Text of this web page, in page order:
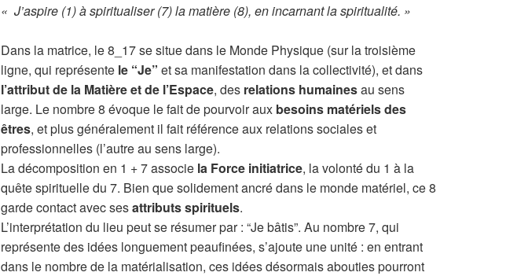
« J’aspire (1) à spiritualiser (7) la matière (8), en incarnant la spiritualité. »
Dans la matrice, le 8_17 se situe dans le Monde Physique (sur la troisième
ligne, qui représente le “Je” et sa manifestation dans la collectivité), et dans
l’attribut de la Matière et de l’Espace, des relations humainesau sens
large. Le nombre 8 évoque le fait de pourvoir aux besoins matériels des
êtres, et plus généralement il fait référence aux relations sociales et
professionnelles (l’autre au sens large).
La décomposition en 1 + 7 associe la Force initiatrice, la volonté du 1 à la
quête spirituelle du 7. Bien que solidement ancré dans le monde matériel, ce 8
garde contact avec sesattributs spirituels.
L’interprétation du lieu peut se résumer par : “Je bâtis”. Au nombre 7, qui
représente des idées longuement peaufinées, s’ajoute une unité : en entrant
dans le nombre de la matérialisation, ces idées désormais abouties pourront